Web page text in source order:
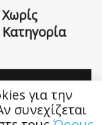
Χωρίς
Κατηγορία
για την
συνεχίζεται